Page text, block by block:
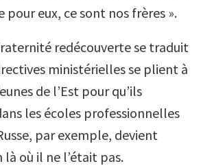
eux, ce sont nos frères ».
redécouverte se traduit
ministérielles se plient à
de l’Est pour qu’ils
les écoles professionnelles
par exemple, devient
là où il ne l’était pas.